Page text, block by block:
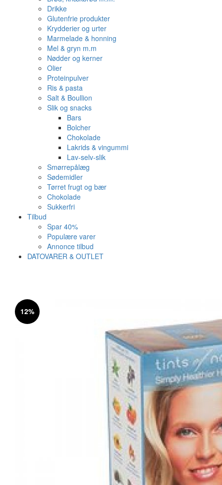
Drikke
Glutenfrie produkter
Krydderier og urter
Marmelade & honning
Mel & gryn m.m
Nødder og kerner
Olier
Proteinpulver
Ris & pasta
Salt & Boullion
Slik og snacks
Bars
Bolcher
Chokolade
Lakrids & vingummi
Lav-selv-slik
Smørrepålæg
Sødemidler
Tørret frugt og bær
Chokolade
Sukkerfri
Tilbud
Spar 40%
Populære varer
Annonce tilbud
DATOVARER & OUTLET
Varen er nu i kurven ✔
Vi anbefaler dig disse
Biorto Magnesium Citrat Vitality 90 kaps.
12%